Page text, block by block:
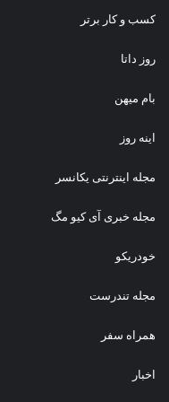
کسب و کار برتر
روز داتا
بام میهن
اینه روز
مجله اینترنتی یکانسر
مجله خبری آی کیو مگ
خودریکو
مجله‌ تندرست
همراه سفر
اخبار